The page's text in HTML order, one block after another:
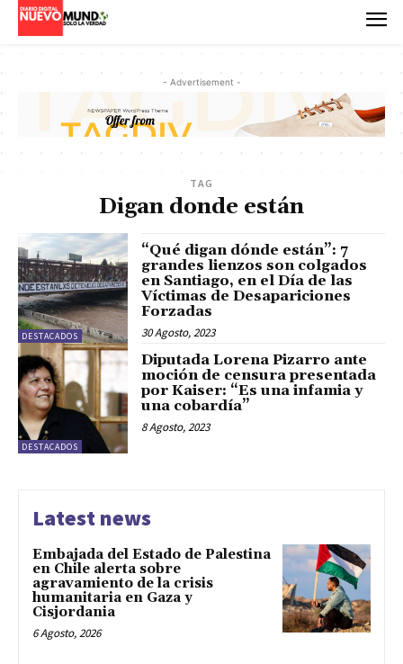
- Advertisement -
TAG
Digan donde están
DESTACADOS
“Qué digan dónde están”: 7
grandes lienzos son colgados
en Santiago, en el Día de las
Víctimas de Desapariciones
Forzadas
30 Agosto, 2023
DESTACADOS
Diputada Lorena Pizarro ante
moción de censura presentada
por Kaiser: “Es una infamia y
una cobardía”
8 Agosto, 2023
Latest news
Embajada del Estado de Palestina
en Chile alerta sobre
agravamiento de la crisis
humanitaria en Gaza y
Cisjordania
6 Agosto, 2026